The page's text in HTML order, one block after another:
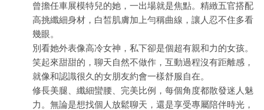
曾擔任車展模特兒的她，一出場就是焦點。精緻五官搭配
高挑纖細身材，白皙肌膚加上勻稱曲線，讓人忍不住多看
幾眼。
別看她外表像高冷女神，私下卻是個超有親和力的女孩。
笑起來甜甜的，聊天自然不做作，互動過程沒有距離感，
就像和認識很久的女朋友約會一樣舒服自在。
修長美腿、纖細蠻腰、完美比例，每個角度都散發迷人魅
力。無論是想找個人放鬆聊天，還是享受專屬陪伴時光，